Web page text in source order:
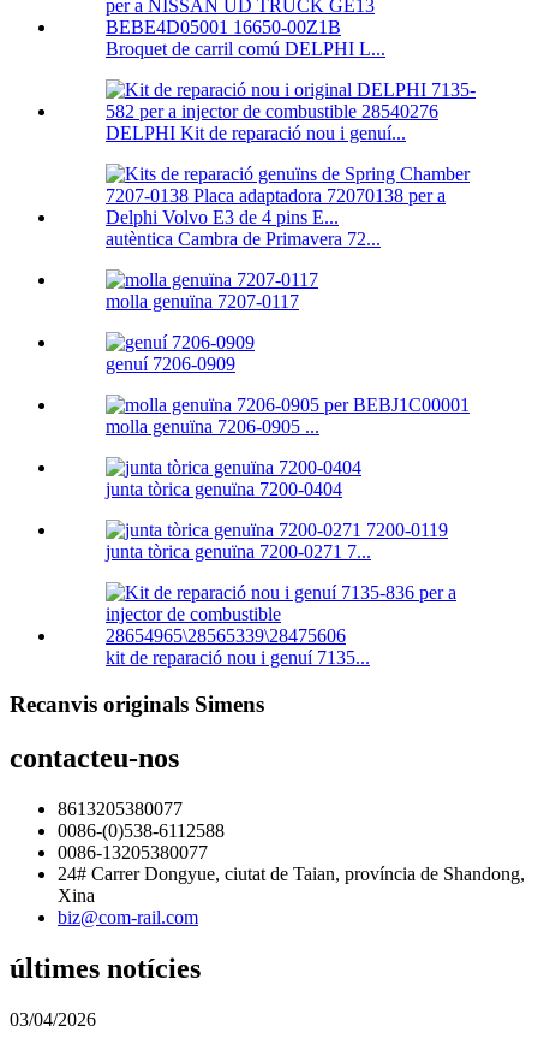
Broquet de carril comú DELPHI L...
DELPHI Kit de reparació nou i genuí...
autèntica Cambra de Primavera 72...
molla genuïna 7207-0117
genuí 7206-0909
molla genuïna 7206-0905 ...
junta tòrica genuïna 7200-0404
junta tòrica genuïna 7200-0271 7...
kit de reparació nou i genuí 7135...
Recanvis originals Simens
contacteu-nos
8613205380077
0086-(0)538-6112588
0086-13205380077
24# Carrer Dongyue, ciutat de Taian, província de Shandong,
Xina
biz@com-rail.com
últimes notícies
03/04/2026